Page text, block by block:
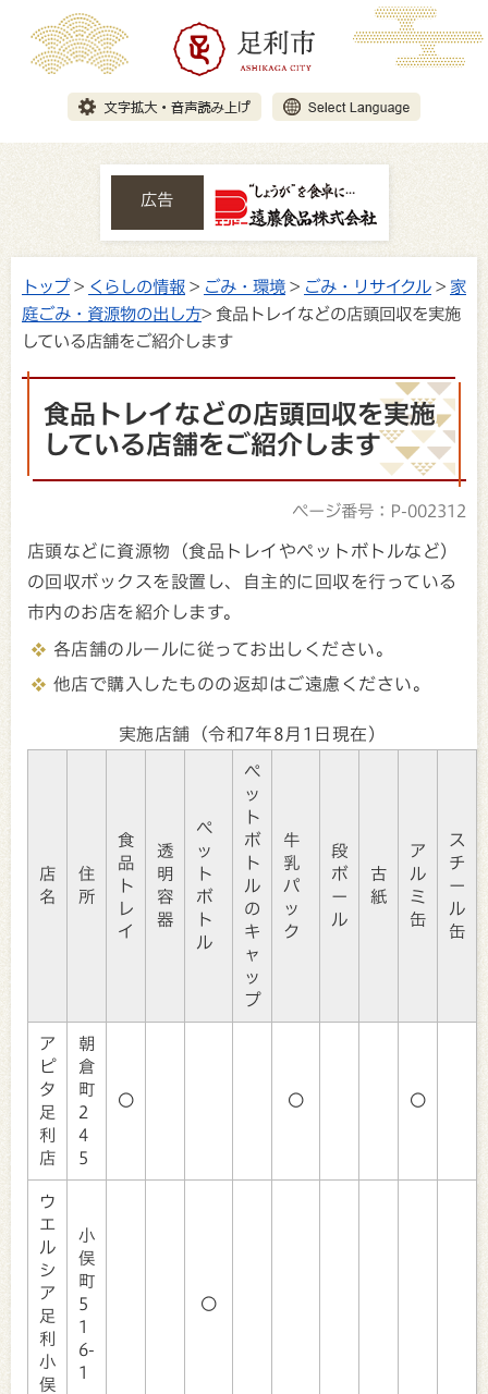
広告
トップ> くらしの情報 > ごみ・環境 > ごみ・リサイクル > 家
庭ごみ・資源物の出し方> 食品トレイなどの店頭回収を実施
している店舗をご紹介します
食品トレイなどの店頭回収を実施
している店舗をご紹介します
ページ番号：P-002312
店頭などに資源物（食品トレイやペットボトルなど）
の回収ボックスを設置し、自主的に回収を行っている
市内のお店を紹介します。
各店舗のルールに従ってお出しください。
他店で購入したものの返却はご遠慮ください。
実施店舗（令和7年8月1日現在）
店
名
住
所
食
品
ト
レ
イ
透
明
容
器
ペ
ッ
ト
ボ
ト
ル
ペ
ッ
ト
ボ
ト
ル
の
キ
ャ
ッ
プ
牛
乳
パ
ッ
ク
段
ボ
ー
ル
古
紙
ア
ル
ミ
缶
ス
チ
ー
ル
缶
ア
ピ
タ
足
利
店
朝
倉
町
2
4
5
〇 〇 〇
ウ
エ
ル
シ
ア
足
利
小
俣
小
俣
町
5
1
6-
1
〇